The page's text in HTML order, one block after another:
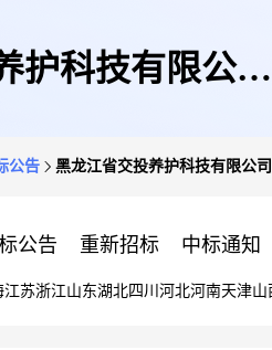
护科技有限公司
公告 黑龙江省交投养护科技有限公
公告 重新招标 中标通知
江苏浙江山东湖北四川 河北河南天津山